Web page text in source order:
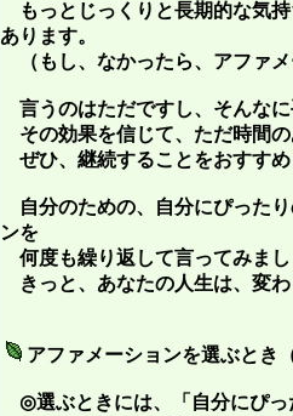
もっとじっくりと長期的な気
あります。
（もし、なかったら、アファ
言うのはただですし、そんな
その効果を信じて、ただ時間
ぜひ、継続することをおすす
自分のための、自分にぴった
ンを
何度も繰り返して言ってみま
きっと、あなたの人生は、変
アファメーションを選ぶとき
◎選ぶときには、「自分にぴっ